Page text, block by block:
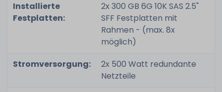
Installierte
Festplatten:
2x 300 GB 6G 10K SAS 2.5"
SFF Festplatten mit
Rahmen - (max. 8x
möglich)
Stromversorgung:
2x 500 Watt redundante
Netzteile